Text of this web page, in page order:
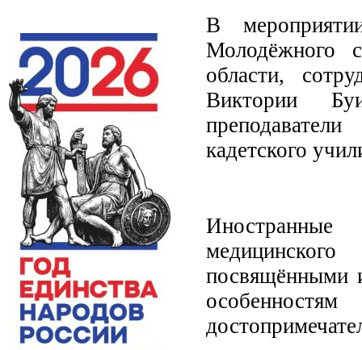
В
Молодёжного
области,
Виктории
кадетского
Иностранные
посвящёнными